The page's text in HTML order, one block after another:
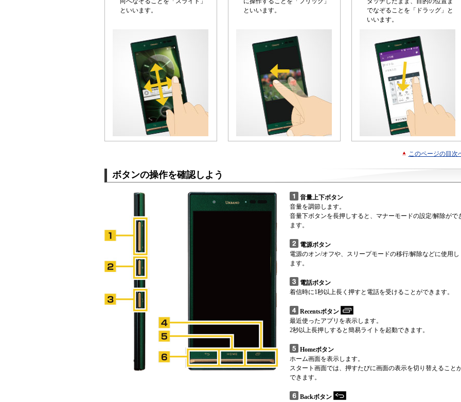
といいます。
といいます。
でなぞることを「ドラッグ」と
いいます。
このページの目次
ボタンの操作を確認しよう
音量上下ボタン
音量を調節します。
音量下ボタンを長押しすると、マナーモードの設定/解除がで
ます。
電源ボタン
電源のオン/オフや、スリープモードの移行/解除などに使用し
ます。
電話ボタン
着信時に1秒以上長く押すと電話を受けることができます。
Recentsボタン
最近使ったアプリを表示します。
2秒以上長押しすると簡易ライトを起動できます。
Homeボタン
ホーム画面を表示します。
スタート画面では、押すたびに画面の表示を切り替えること
できます。
Backボタン